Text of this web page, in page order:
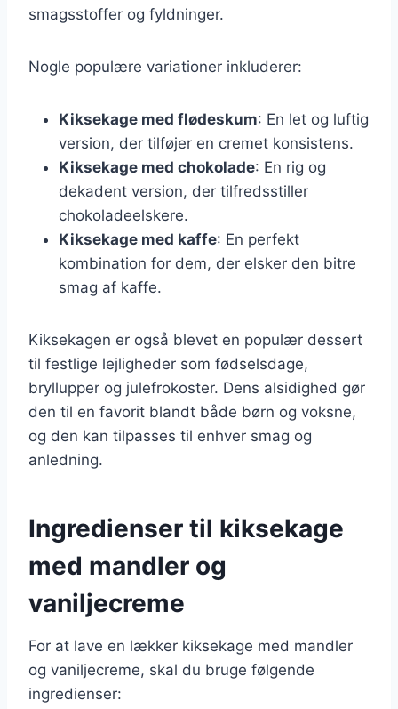
smagsstoffer og fyldninger.
Nogle populære variationer inkluderer:
Kiksekage med flødeskum: En let og luftig
version, der tilføjer en cremet konsistens.
Kiksekage med chokolade: En rig og
dekadent version, der tilfredsstiller
chokoladeelskere.
Kiksekage med kaffe: En perfekt
kombination for dem, der elsker den bitre
smag af kaffe.
Kiksekagen er også blevet en populær dessert
til festlige lejligheder som fødselsdage,
bryllupper og julefrokoster. Dens alsidighed gør
den til en favorit blandt både børn og voksne,
og den kan tilpasses til enhver smag og
anledning.
Ingredienser til kiksekage
med mandler og
vaniljecreme
For at lave en lækker kiksekage med mandler
og vaniljecreme, skal du bruge følgende
ingredienser: